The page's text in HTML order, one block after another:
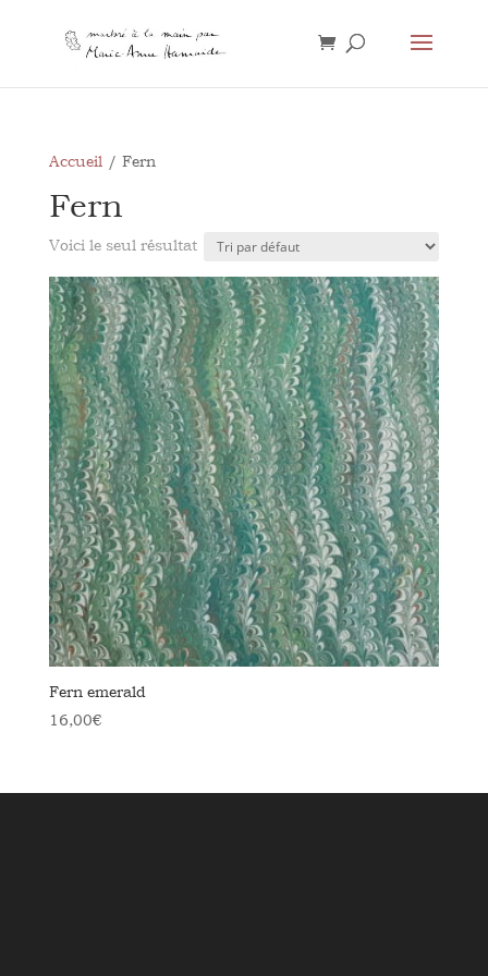
Accueil/ Fern
Fern
Voici le seul résultat
Fern emerald
16,00€